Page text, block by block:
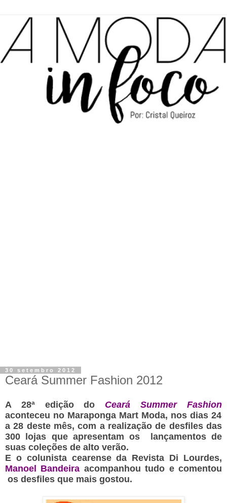
30 setembro 2012
Ceará Summer Fashion 2012
A 28ª edição do Ceará Summer Fashion
aconteceu no Maraponga Mart Moda, nos dias 24
a 28 deste mês, com a realização de desfiles das
300 lojas que apresentam os lançamentos de
suas coleções de alto verão.
E o colunista cearense da Revista Di Lourdes,
Manoel Bandeira acompanhou tudo e comentou
os desfiles que mais gostou.